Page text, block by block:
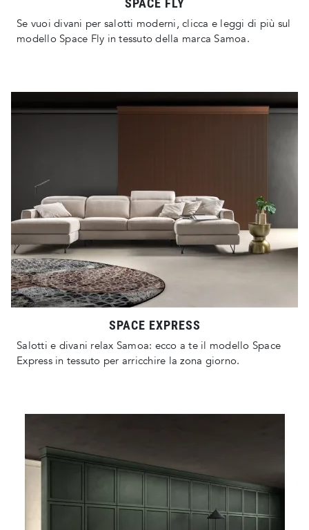
SPACE FLY
Se vuoi divani per salotti moderni, clicca e leggi di più sul
modello Space Fly in tessuto della marca Samoa.
SPACE EXPRESS
Salotti e divani relax Samoa: ecco a te il modello Space
Express in tessuto per arricchire la zona giorno.